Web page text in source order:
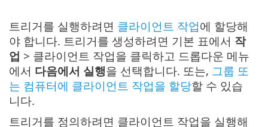
트리거를 실행하려면 클라이언트 작업에 할당해
야 합니다. 트리거를 생성하려면 기본 표에서 작
업 > 클라이언트 작업을 클릭하고 드롭다운 메뉴
에서 다음에서 실행을 선택합니다. 또는, 그룹 또
는 컴퓨터에 클라이언트 작업을 할당할 수 있습
니다.
트리거를 정의하려면 클라이언트 작업을 실행해